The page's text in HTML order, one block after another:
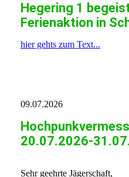
Hegering 1
Ferienaktion in
hier gehts zum Text...
09.07.2026
20.07.2026-
Sehr geehrte Jägerschaft,